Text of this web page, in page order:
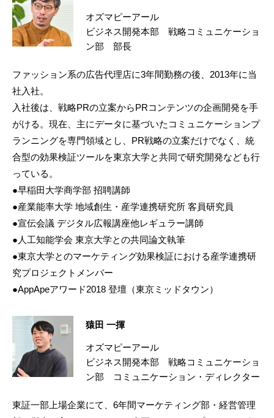
オズマピーアール
ビジネス開発本部 戦略コミュニケーショ
ン部 部長
ファッション系の広告代理店に3年間勤務の後、2013年に当
社入社。
入社後は、戦略PRの立案からPRコンテンツの企画開発を手
がける。現在、主にデータに基づいたコミュニケーションプ
ランニングを専門領域とし、PR戦略の立案だけでなく、統
合型の効果検証ツールを東京大学と共同で研究開発なども行
っている。
●早稲田大学商学部 招聘講師
●産業能率大学 地域創生・産学連携研究所 客員研究員
●宣伝会議 デジタル広報講座他レギュラー講師
●人工知能学会 東京大学との共同論文執筆
●東京大学とのマーケティング効果検証における産学連携研
究プロジェクトメンバー
●AppApeアワード2018 登壇（東京ミッドタウン）
猿田 一揮
オズマピーアール
ビジネス開発本部 戦略コミュニケーショ
ン部 コミュニケーション・ディレクター
東証一部上場企業にて、6年間マーケティング部・経営管理